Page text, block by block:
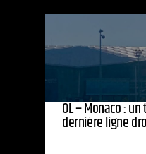
OL – Monaco :
dernière ligne